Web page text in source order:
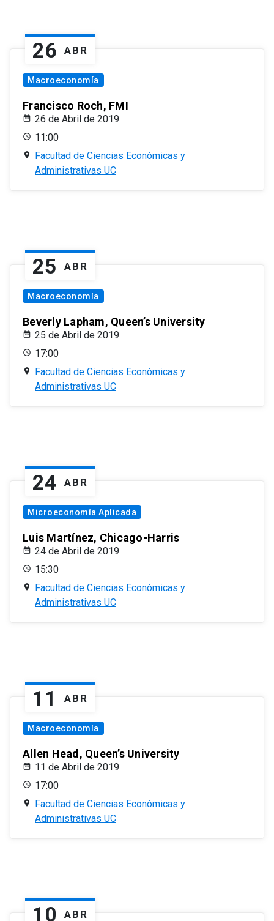
26 ABR
Macroeconomía
Francisco Roch, FMI
26 de Abril de 2019
11:00
Facultad de Ciencias Económicas y
Administrativas UC
25 ABR
Macroeconomía
Beverly Lapham, Queen’s University
25 de Abril de 2019
17:00
Facultad de Ciencias Económicas y
Administrativas UC
24 ABR
Microeconomía Aplicada
Luis Martínez, Chicago-Harris
24 de Abril de 2019
15:30
Facultad de Ciencias Económicas y
Administrativas UC
11 ABR
Macroeconomía
Allen Head, Queen’s University
11 de Abril de 2019
17:00
Facultad de Ciencias Económicas y
Administrativas UC
10 ABR